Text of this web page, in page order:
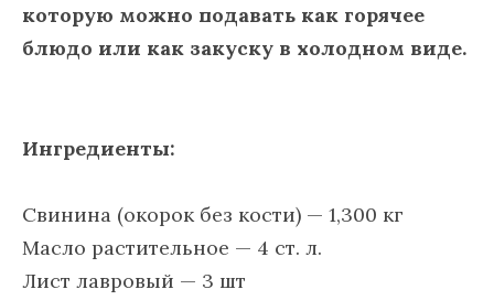
которую можно подавать как горячее
блюдо или как закуску в холодном виде.
Ингредиенты:
Свинина (окорок без кости) — 1,300 кг
Масло растительное — 4 ст. л.
Лист лавровый — 3 шт